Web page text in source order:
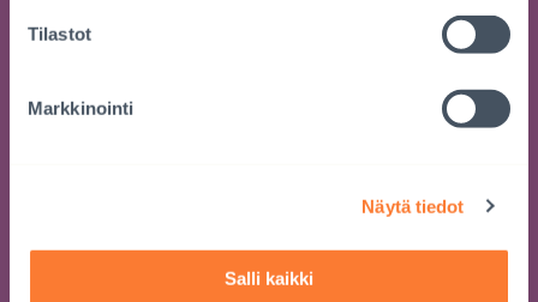
Tilastot
Markkinointi
Näytä tiedot
Salli kaikki
Tilaa kehitysyhteistyön uutiskirje
Saat tietoa työstämme suoraan sähköpostiisi